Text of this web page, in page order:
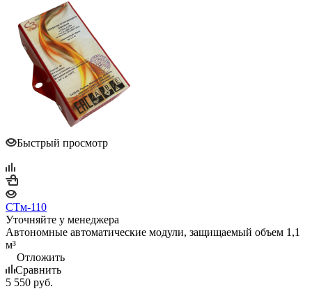
Быстрый просмотр
СТм-110
Уточняйте у менеджера
Автономные автоматические модули, защищаемый объем 1,1
м³
Отложить
Сравнить
5 550 руб.